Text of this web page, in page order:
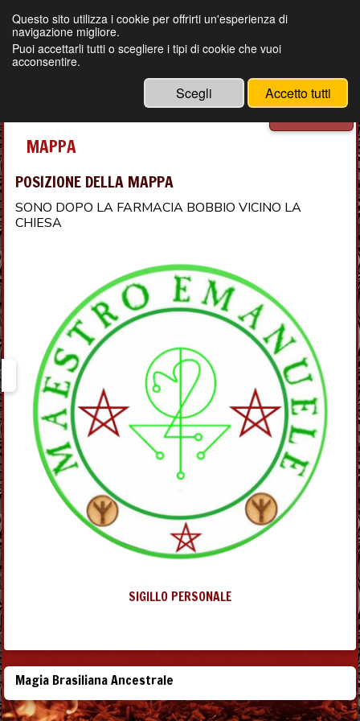
MAGIA BRASILIANA ANCESTRALE
LEGAMENTI D'AMORE GARANTITI
CELL- +39 3479365527
Menu
MAPPA
POSIZIONE DELLA MAPPA
SONO DOPO LA FARMACIA BOBBIO VICINO LA
CHIESA
SIGILLO PERSONALE
Magia Brasiliana Ancestrale
Questo sito utilizza i cookie per offrirti un'esperienza di
navigazione migliore.
Puoi accettarli tutti o scegliere i tipi di cookie che vuoi
acconsentire.
Scegli Accetto tutti